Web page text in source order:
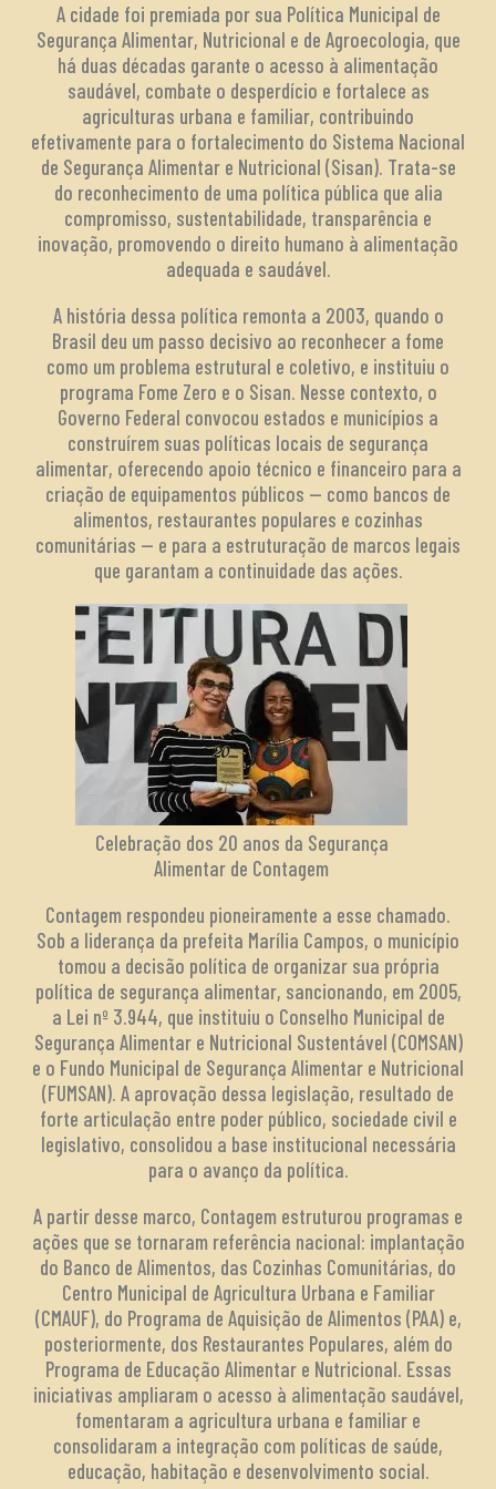
A cidade foi premiada por sua Política Municipal de
Segurança Alimentar, Nutricional e de Agroecologia, que
há duas décadas garante o acesso à alimentação
saudável, combate o desperdício e fortalece as
agriculturas urbana e familiar, contribuindo
efetivamente para o fortalecimento do Sistema Nacional
de Segurança Alimentar e Nutricional (Sisan). Trata-se
do reconhecimento de uma política pública que alia
compromisso, sustentabilidade, transparência e
inovação, promovendo o direito humano à alimentação
adequada e saudável.
A história dessa política remonta a 2003, quando o
Brasil deu um passo decisivo ao reconhecer a fome
como um problema estrutural e coletivo, e instituiu o
programa Fome Zero e o Sisan. Nesse contexto, o
Governo Federal convocou estados e municípios a
construírem suas políticas locais de segurança
alimentar, oferecendo apoio técnico e financeiro para a
criação de equipamentos públicos — como bancos de
alimentos, restaurantes populares e cozinhas
comunitárias — e para a estruturação de marcos legais
que garantam a continuidade das ações.
Celebração dos 20 anos da Segurança
Alimentar de Contagem
Contagem respondeu pioneiramente a esse chamado.
Sob a liderança da prefeita Marília Campos, o município
tomou a decisão política de organizar sua própria
política de segurança alimentar, sancionando, em 2005,
a Lei nº 3.944, que instituiu o Conselho Municipal de
Segurança Alimentar e Nutricional Sustentável (COMSAN)
e o Fundo Municipal de Segurança Alimentar e Nutricional
(FUMSAN). A aprovação dessa legislação, resultado de
forte articulação entre poder público, sociedade civil e
legislativo, consolidou a base institucional necessária
para o avanço da política.
A partir desse marco, Contagem estruturou programas e
ações que se tornaram referência nacional: implantação
do Banco de Alimentos, das Cozinhas Comunitárias, do
Centro Municipal de Agricultura Urbana e Familiar
(CMAUF), do Programa de Aquisição de Alimentos (PAA) e,
posteriormente, dos Restaurantes Populares, além do
Programa de Educação Alimentar e Nutricional. Essas
iniciativas ampliaram o acesso à alimentação saudável,
fomentaram a agricultura urbana e familiar e
consolidaram a integração com políticas de saúde,
educação, habitação e desenvolvimento social.